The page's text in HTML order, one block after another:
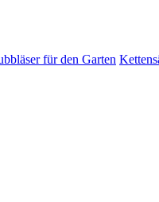
für den Garten